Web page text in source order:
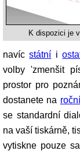
K dispozici je
navícstátní i
volby 'zmenšit
prostor pro
dostanete na
se standardní
na vaší tiskárně,
vytiskne pouze